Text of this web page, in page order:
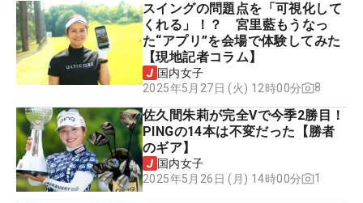
スイングの問題点を「可視化して
くれる」！？ 宮里藍もうなっ
た“アプリ”を会場で体験してみた
【現地記者コラム】
国内女子
2025年5月27日 (火) 12時00分
8
佐久間朱莉が完全Vで今季2勝目！
PINGの14本は不変だった【勝者
のギア】
国内女子
2025年5月26日 (月) 14時00分
1